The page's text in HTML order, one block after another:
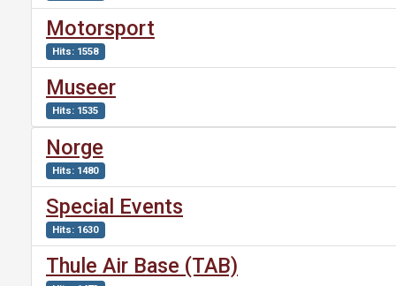
Motorsport
Hits: 1558
Museer
Hits: 1535
Norge
Hits: 1480
Special Events
Hits: 1630
Thule Air Base (TAB)